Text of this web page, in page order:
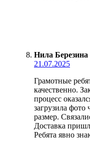
Нила Березина
21.07.2025
Грамотные
качественно.
процесс
загрузила
размер.
Доставка
Ребята явно